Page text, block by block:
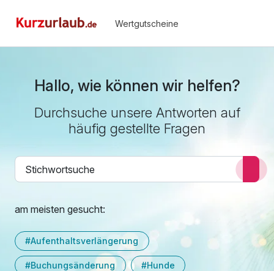
Wertgutscheine
Hallo, wie können wir helfen?
Durchsuche unsere Antworten auf
häufig gestellte Fragen
am meisten gesucht:
#Aufenthaltsverlängerung
#Buchungsänderung #Hunde